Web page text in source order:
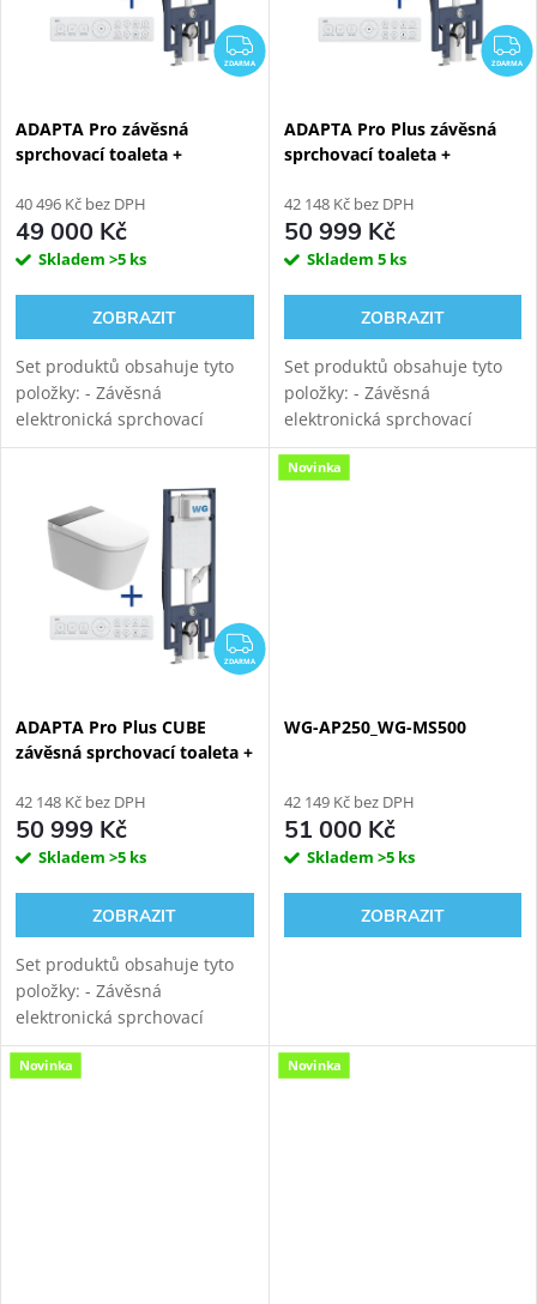
ZDARMA
ZDARMA
ADAPTA Pro závěsná
sprchovací toaleta +
instalační modul WG-MS100
40 496 Kč bez DPH
49 000 Kč
Skladem >5 ks
ZOBRAZIT
Set produktů obsahuje tyto
položky: - Závěsná
elektronická sprchovací
toaleta WATERGATE ADAPTA
Rimfree vortex keramika s
tichým vírovým
splachováním....
ZDARMA
ADAPTA Pro Plus závěsná
sprchovací toaleta +
instalační modul WG-MS100
42 148 Kč bez DPH
50 999 Kč
Skladem 5 ks
ZOBRAZIT
Set produktů obsahuje tyto
položky: - Závěsná
elektronická sprchovací
toaleta WATERGATE ADAPTA
Pro+ s mytím i sušením.
ZDARMA
ZDARMA
ADAPTA Pro Plus CUBE
závěsná sprchovací toaleta +
instalační modul WG-MS100
42 148 Kč bez DPH
50 999 Kč
Skladem >5 ks
ZOBRAZIT
Set produktů obsahuje tyto
položky: - Závěsná
elektronická sprchovací
toaleta WATERGATE ADAPTA
Pro+ s mytím i sušením.
Novinka
WG-AP250_WG-MS500
42 149 Kč bez DPH
51 000 Kč
Skladem >5 ks
ZOBRAZIT
Novinka Novinka